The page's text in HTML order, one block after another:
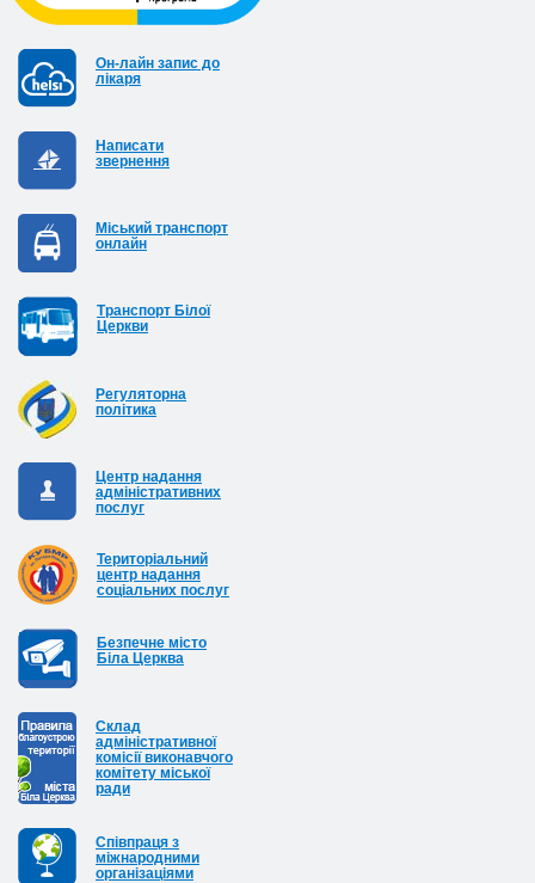
Он-лайн запис до
лікаря
Написати
звернення
Міський транспорт
онлайн
Транспорт Білої
Церкви
Регуляторна
політика
Центр надання
адміністративних
послуг
Територіальний
центр надання
соціальних послуг
Безпечне місто
Біла Церква
Cклад
адміністративної
комісії виконавчого
комітету міської
ради
Співпраця з
міжнародними
організаціями